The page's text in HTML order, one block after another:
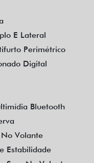
E Lateral
Perimétrico
Digital
Bluetooth
Volante
Estabilidade